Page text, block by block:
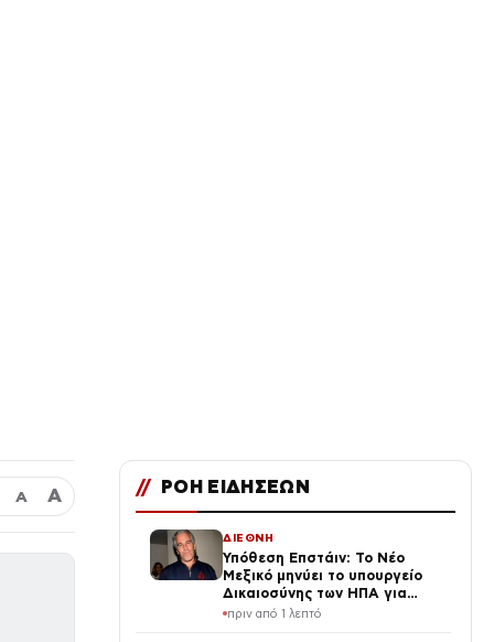
Α Α // ΡΟΗ ΕΙΔΗΣΕΩΝ
ΔΙΕΘΝΗ
Υπόθεση Επστάιν: Το Νέο
Μεξικό μηνύει το υπουργείο
Δικαιοσύνης των ΗΠΑ για
απόκρυψη στοιχείων και
πριν από 1 λεπτό